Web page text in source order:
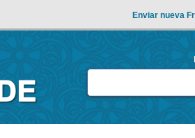
Enviar nueva